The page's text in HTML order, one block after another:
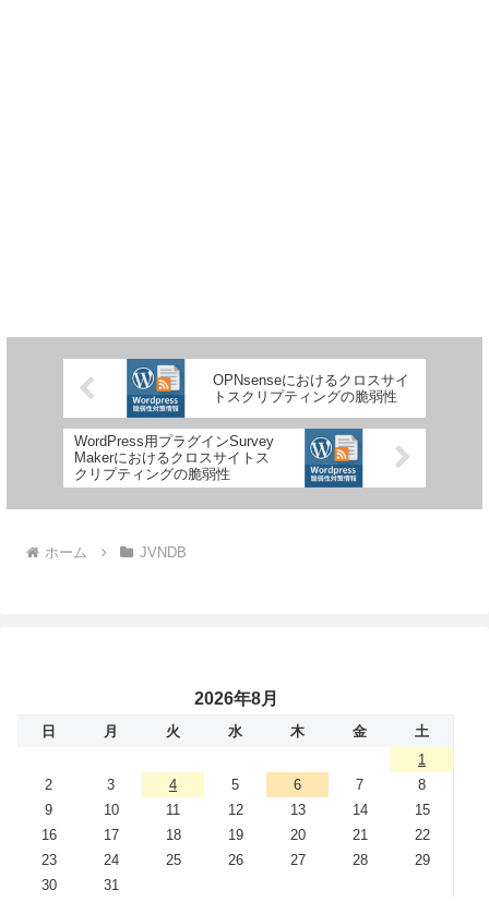
OPNsenseにおけるクロスサイ
トスクリプティングの脆弱性
WordPress用プラグインSurvey
Makerにおけるクロスサイトス
クリプティングの脆弱性
ホーム JVNDB
2026年8月
日 月 火 水 木 金
土
1
2
3 4 5 6 7
8
9
10 11 12 13 14
15
16
17 18 19 20 21
22
23
24 25 26 27 28
29
30
31